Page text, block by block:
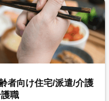
者向け住宅/派遣/介護
職